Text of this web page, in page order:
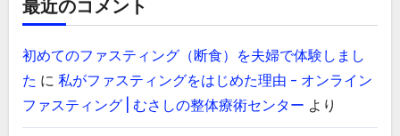
最近のコメント
初めてのファスティング（断食）を夫婦で体験しまし
た に 私がファスティングをはじめた理由 - オンライン
ファスティング | むさしの整体療術センター より